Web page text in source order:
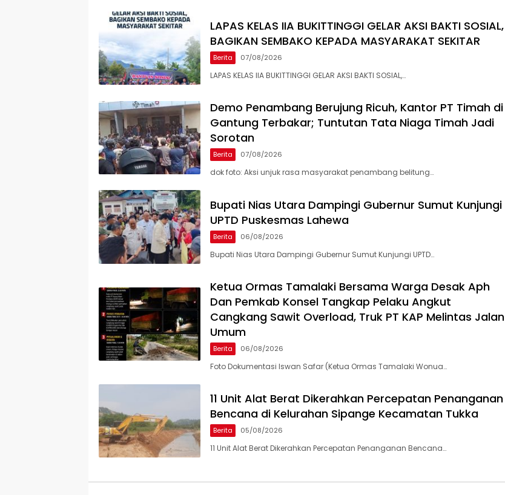
LAPAS KELAS IIA BUKITTINGGI GELAR AKSI BAKTI SOSIAL,
BAGIKAN SEMBAKO KEPADA MASYARAKAT SEKITAR
Berita 07/08/2026
LAPAS KELAS IIA BUKITTINGGI GELAR AKSI BAKTI SOSIAL,…
Demo Penambang Berujung Ricuh, Kantor PT Timah di
Gantung Terbakar; Tuntutan Tata Niaga Timah Jadi
Sorotan
Berita 07/08/2026
dok foto: Aksi unjuk rasa masyarakat penambang belitung…
Bupati Nias Utara Dampingi Gubernur Sumut Kunjungi
UPTD Puskesmas Lahewa
Berita 06/08/2026
Bupati Nias Utara Dampingi Gubernur Sumut Kunjungi UPTD…
Ketua Ormas Tamalaki Bersama Warga Desak Aph
Dan Pemkab Konsel Tangkap Pelaku Angkut
Cangkang Sawit Overload, Truk PT KAP Melintas Jalan
Umum
Berita 06/08/2026
Foto Dokumentasi Iswan Safar (Ketua Ormas Tamalaki Wonua…
11 Unit Alat Berat Dikerahkan Percepatan Penanganan
Bencana di Kelurahan Sipange Kecamatan Tukka
Berita 05/08/2026
11 Unit Alat Berat Dikerahkan Percepatan Penanganan Bencana…